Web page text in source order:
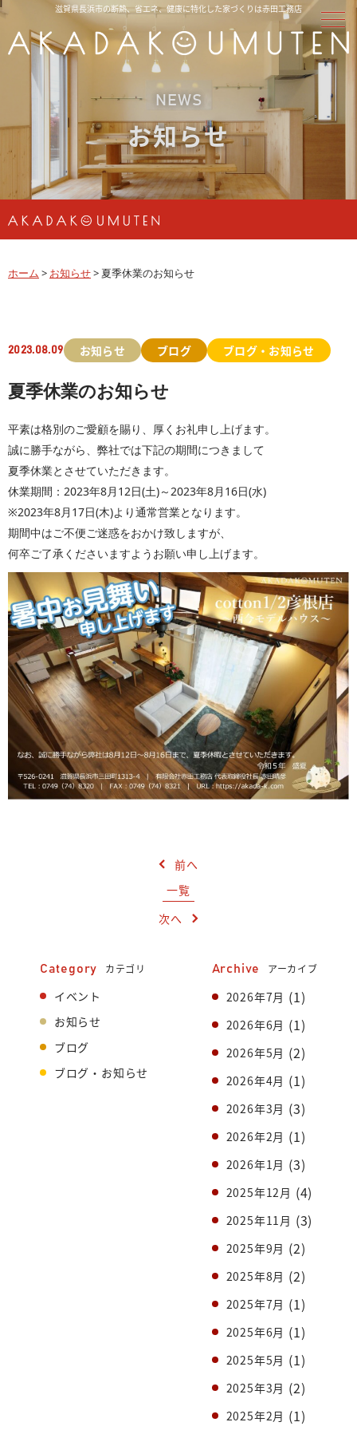
滋賀県長浜市の断熱、省エネ、健康に特化した家づくりは赤田工務店
NEWS
お知らせ
ホーム > お知らせ> 夏季休業のお知らせ
Category カテゴリ
イベント
お知らせ
ブログ
ブログ・お知らせ
Archive アーカイブ
2026年7月 (1)
2026年6月 (1)
2026年5月 (2)
2026年4月 (1)
2026年3月 (3)
2026年2月 (1)
2026年1月 (3)
2025年12月 (4)
2025年11月 (3)
2025年9月 (2)
2025年8月 (2)
2025年7月 (1)
2025年6月 (1)
2025年5月 (1)
2025年3月 (2)
2025年2月 (1)
2023.08.09 お知らせ ブログ ブログ・お知らせ
夏季休業のお知らせ
平素は格別のご愛顧を賜り、厚くお礼申し上げます。
誠に勝手ながら、弊社では下記の期間につきまして
夏季休業とさせていただきます。
休業期間：2023年8月12日(土)～2023年8月16日(水)
※2023年8月17日(木)より通常営業となります。
期間中はご不便ご迷惑をおかけ致しますが、
何卒ご了承くださいますようお願い申し上げます。
前へ
一覧
次へ